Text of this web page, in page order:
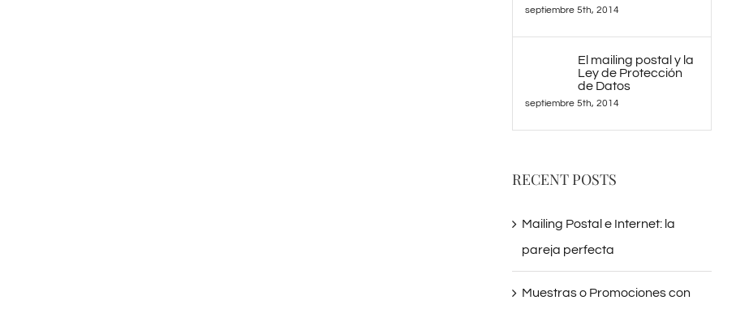
septiembre 5th, 2014
El mailing postal y la
Ley de Protección
de Datos
septiembre 5th, 2014
RECENT POSTS
Mailing Postal e Internet: la
pareja perfecta
Muestras o Promociones con